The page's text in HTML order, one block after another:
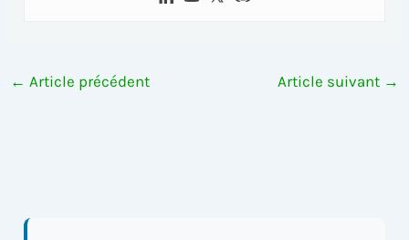
← Article précédent Article suivant →